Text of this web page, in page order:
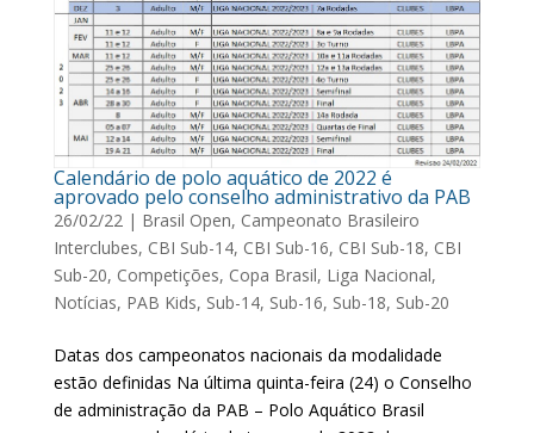
Calendário de polo aquático de 2022 é
aprovado pelo conselho administrativo da PAB
26/02/22| Brasil Open, Campeonato Brasileiro
Interclubes, CBI Sub-14, CBI Sub-16, CBI Sub-18, CBI
Sub-20, Competições, Copa Brasil, Liga Nacional,
Notícias, PAB Kids, Sub-14, Sub-16, Sub-18, Sub-20
Datas dos campeonatos nacionais da modalidade
estão definidas Na última quinta-feira (24) o Conselho
de administração da PAB – Polo Aquático Brasil